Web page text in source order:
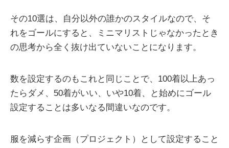
その10選は、自分以外の誰かのスタイルなので、そ
れをゴールにすると、ミニマリストじゃなかったとき
の思考から全く抜け出ていないことになります。
数を設定するのもこれと同じことで、100着以上あっ
たらダメ、50着がいい、いや10着、と始めにゴール
設定することは多いなる間違いなのです。
服を減らす企画（プロジェクト）として設定すること